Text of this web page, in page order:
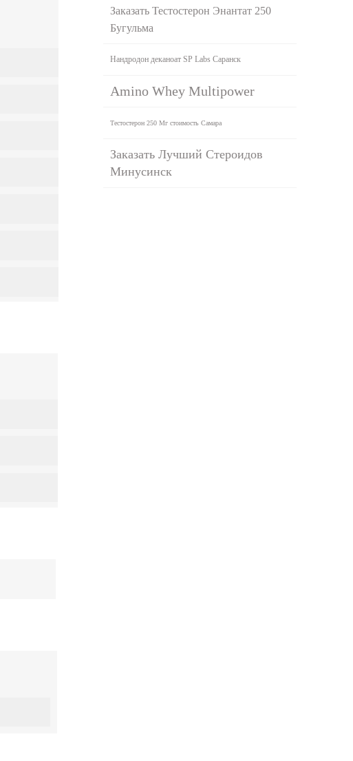
Заказать Тестостерон Энантат 250
Бугульма
Нандродон деканоат SP Labs Саранск
Amino Whey Multipower
Тестостерон 250 Мг стоимость Самара
Заказать Лучший Стероидов
Минусинск